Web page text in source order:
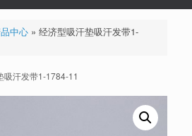
中心» 经济型吸汗垫吸汗发带1-
吸汗发带1-1784-11